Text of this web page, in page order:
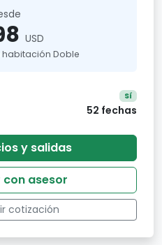
USD
habitación Doble
Sí
52 fechas
y salidas
asesor
cotización